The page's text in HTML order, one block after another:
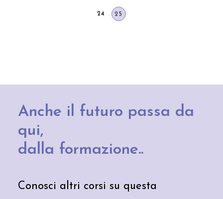
24 25
Anche il futuro passa da
qui,
dalla formazione..
Conosci altri corsi su questa